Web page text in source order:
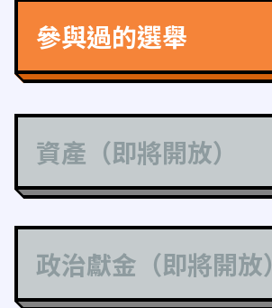
參與過的選舉
資產（即將開放）
政治獻金（即將開放）